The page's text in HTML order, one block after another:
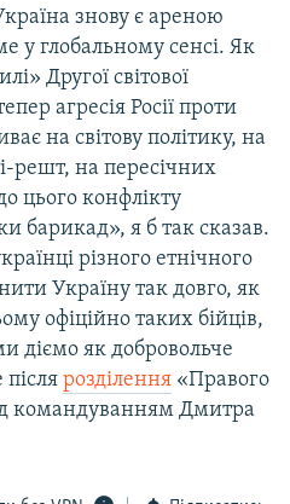
знову є ареною
у глобальному сенсі. Як
Другої світової
агресія Росії проти
на світову політику, на
решт, на пересічних
цього конфлікту
барикад», я б так сказав.
різного етнічного
Україну так довго, як
офіційно таких бійців,
діємо як добровольче
після розділення «Правого
командуванням Дмитра